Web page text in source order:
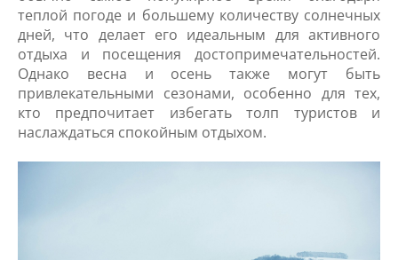
теплой погоде и большему количеству солнечных
дней, что делает его идеальным для активного
отдыха и посещения достопримечательностей.
Однако весна и осень также могут быть
привлекательными сезонами, особенно для тех,
кто предпочитает избегать толп туристов и
наслаждаться спокойным отдыхом.